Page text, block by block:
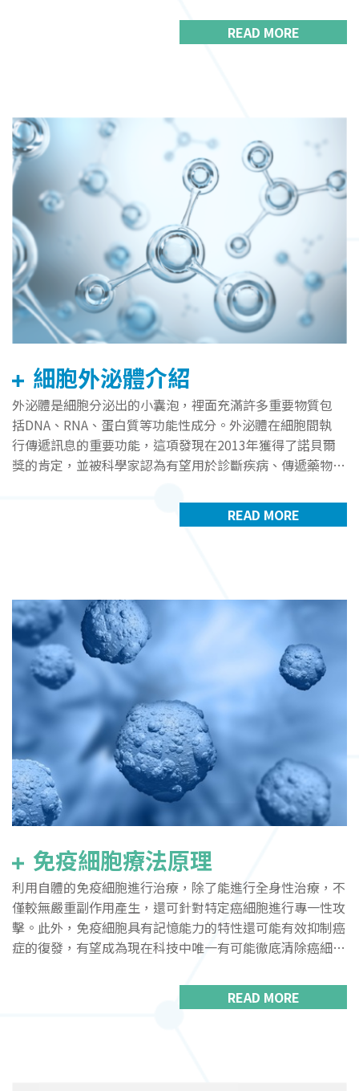
READ MORE
細胞外泌體介紹
外泌體是細胞分泌出的小囊泡，裡面充滿許多重要物質包
括DNA、RNA、蛋白質等功能性成分。外泌體在細胞間執
行傳遞訊息的重要功能，這項發現在2013年獲得了諾貝爾
獎的肯定，並被科學家認為有望用於診斷疾病、傳遞藥物、
READ MORE
免疫細胞療法原理
利用自體的免疫細胞進行治療，除了能進行全身性治療，不
僅較無嚴重副作用產生，還可針對特定癌細胞進行專一性攻
擊。此外，免疫細胞具有記憶能力的特性還可能有效抑制癌
症的復發，有望成為現在科技中唯一有可能徹底清除癌細胞
READ MORE